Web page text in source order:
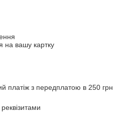
на вашу картку
платіж з передплатою в 250 грн